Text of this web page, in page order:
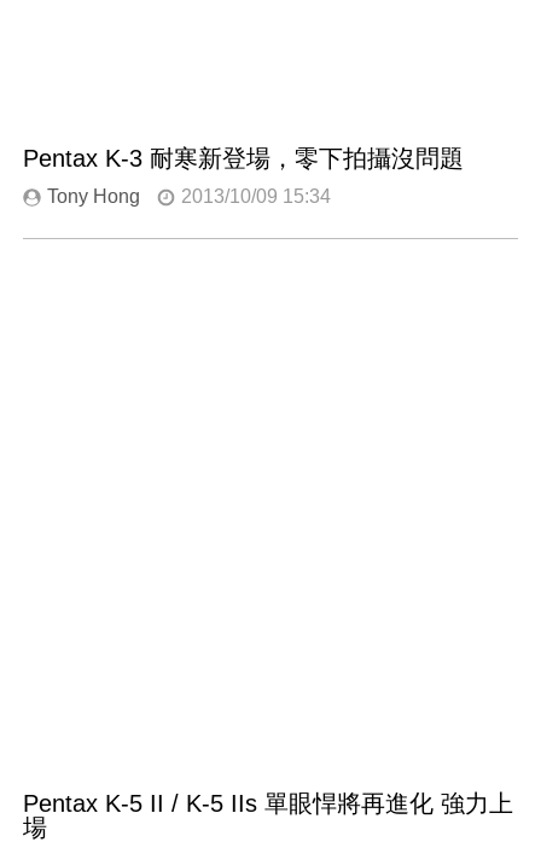
Pentax K-3 耐寒新登場，零下拍攝沒問題
Tony Hong 2013/10/09 15:34
Pentax K-5 II / K-5 IIs 單眼悍將再進化 強力上
場